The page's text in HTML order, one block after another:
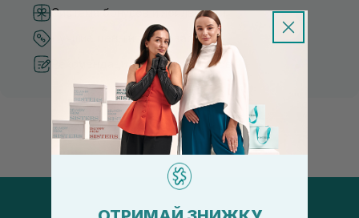
Система бонусов и лояльности
Лучшие цены и топ товары
Рекомендации от косметологов